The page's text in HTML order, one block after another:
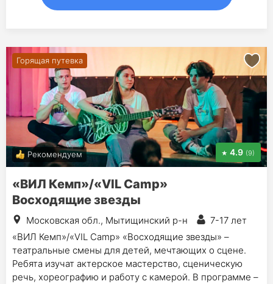
Горящая путевка
Рекомендуем 4.9 (9)
«ВИЛ Кемп»/«VIL Camp»
Восходящие звезды
Московская обл., Мытищинский р-н
7-17 лет
«ВИЛ Кемп»/«VIL Camp» «Восходящие звезды» –
театральные смены для детей, мечтающих о сцене.
Ребята изучат актерское мастерство, сценическую
речь, хореографию и работу с камерой. В программе –